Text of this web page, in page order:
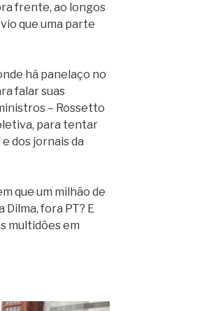
frente, ao longos
que uma parte
há panelaço no
falar suas
– Rossetto
para tentar
dos jornais da
que um milhão de
Dilma, fora PT? E
multidões em